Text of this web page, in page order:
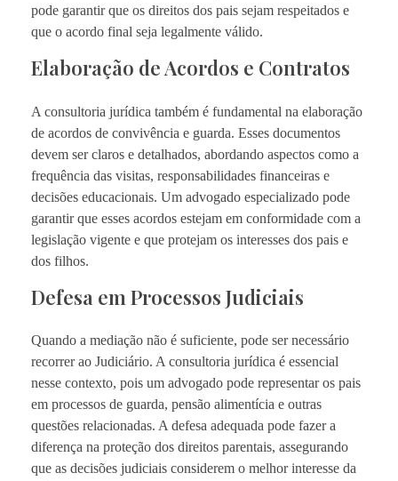
pode garantir que os direitos dos pais sejam respeitados e
que o acordo final seja legalmente válido.
Elaboração de Acordos e Contratos
A consultoria jurídica também é fundamental na elaboração
de acordos de convivência e guarda. Esses documentos
devem ser claros e detalhados, abordando aspectos como a
frequência das visitas, responsabilidades financeiras e
decisões educacionais. Um advogado especializado pode
garantir que esses acordos estejam em conformidade com a
legislação vigente e que protejam os interesses dos pais e
dos filhos.
Defesa em Processos Judiciais
Quando a mediação não é suficiente, pode ser necessário
recorrer ao Judiciário. A consultoria jurídica é essencial
nesse contexto, pois um advogado pode representar os pais
em processos de guarda, pensão alimentícia e outras
questões relacionadas. A defesa adequada pode fazer a
diferença na proteção dos direitos parentais, assegurando
que as decisões judiciais considerem o melhor interesse da